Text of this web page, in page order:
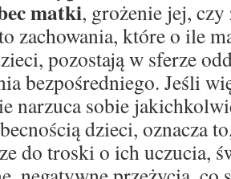
matki, grożenie jej, czy
zachowania, które o ile
pozostają w sferze
bezpośredniego. Jeśli
narzuca sobie
dzieci, oznacza
do troski o ich uczucia,